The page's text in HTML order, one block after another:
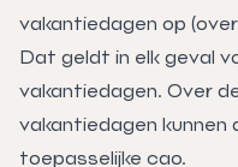
vakantiedagen op
Dat geldt in elk geval
vakantiedagen. Over
vakantiedagen kunnen
toepasselijke cao.